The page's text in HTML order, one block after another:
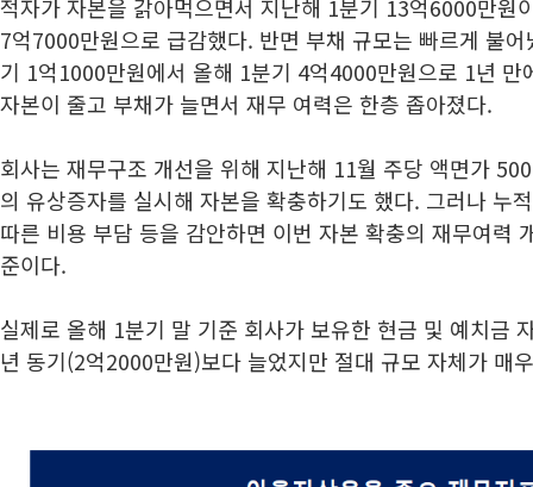
적자가 자본을 갉아먹으면서 지난해 1분기 13억6000만원
7억7000만원으로 급감했다. 반면 부채 규모는 빠르게 불
기 1억1000만원에서 올해 1분기 4억4000만원으로 1년 만
자본이 줄고 부채가 늘면서 재무 여력은 한층 좁아졌다.
회사는 재무구조 개선을 위해 지난해 11월 주당 액면가
의 유상증자를 실시해 자본을 확충하기도 했다. 그러나 누
따른 비용 부담 등을 감안하면 이번 자본 확충의 재무여력
준이다.
실제로 올해 1분기 말 기준 회사가 보유한 현금 및 예치금
년 동기(2억2000만원)보다 늘었지만 절대 규모 자체가 매